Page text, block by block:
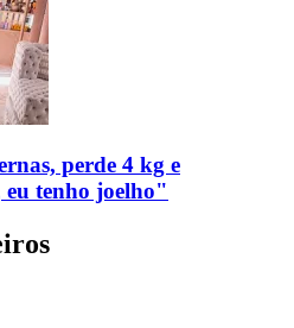
perde 4 kg e
tenho joelho"